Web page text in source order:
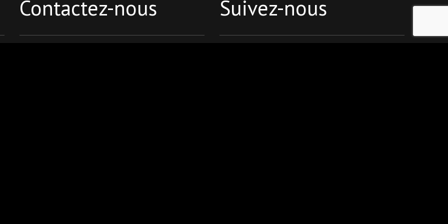
Contactez-nous Suivez-nous